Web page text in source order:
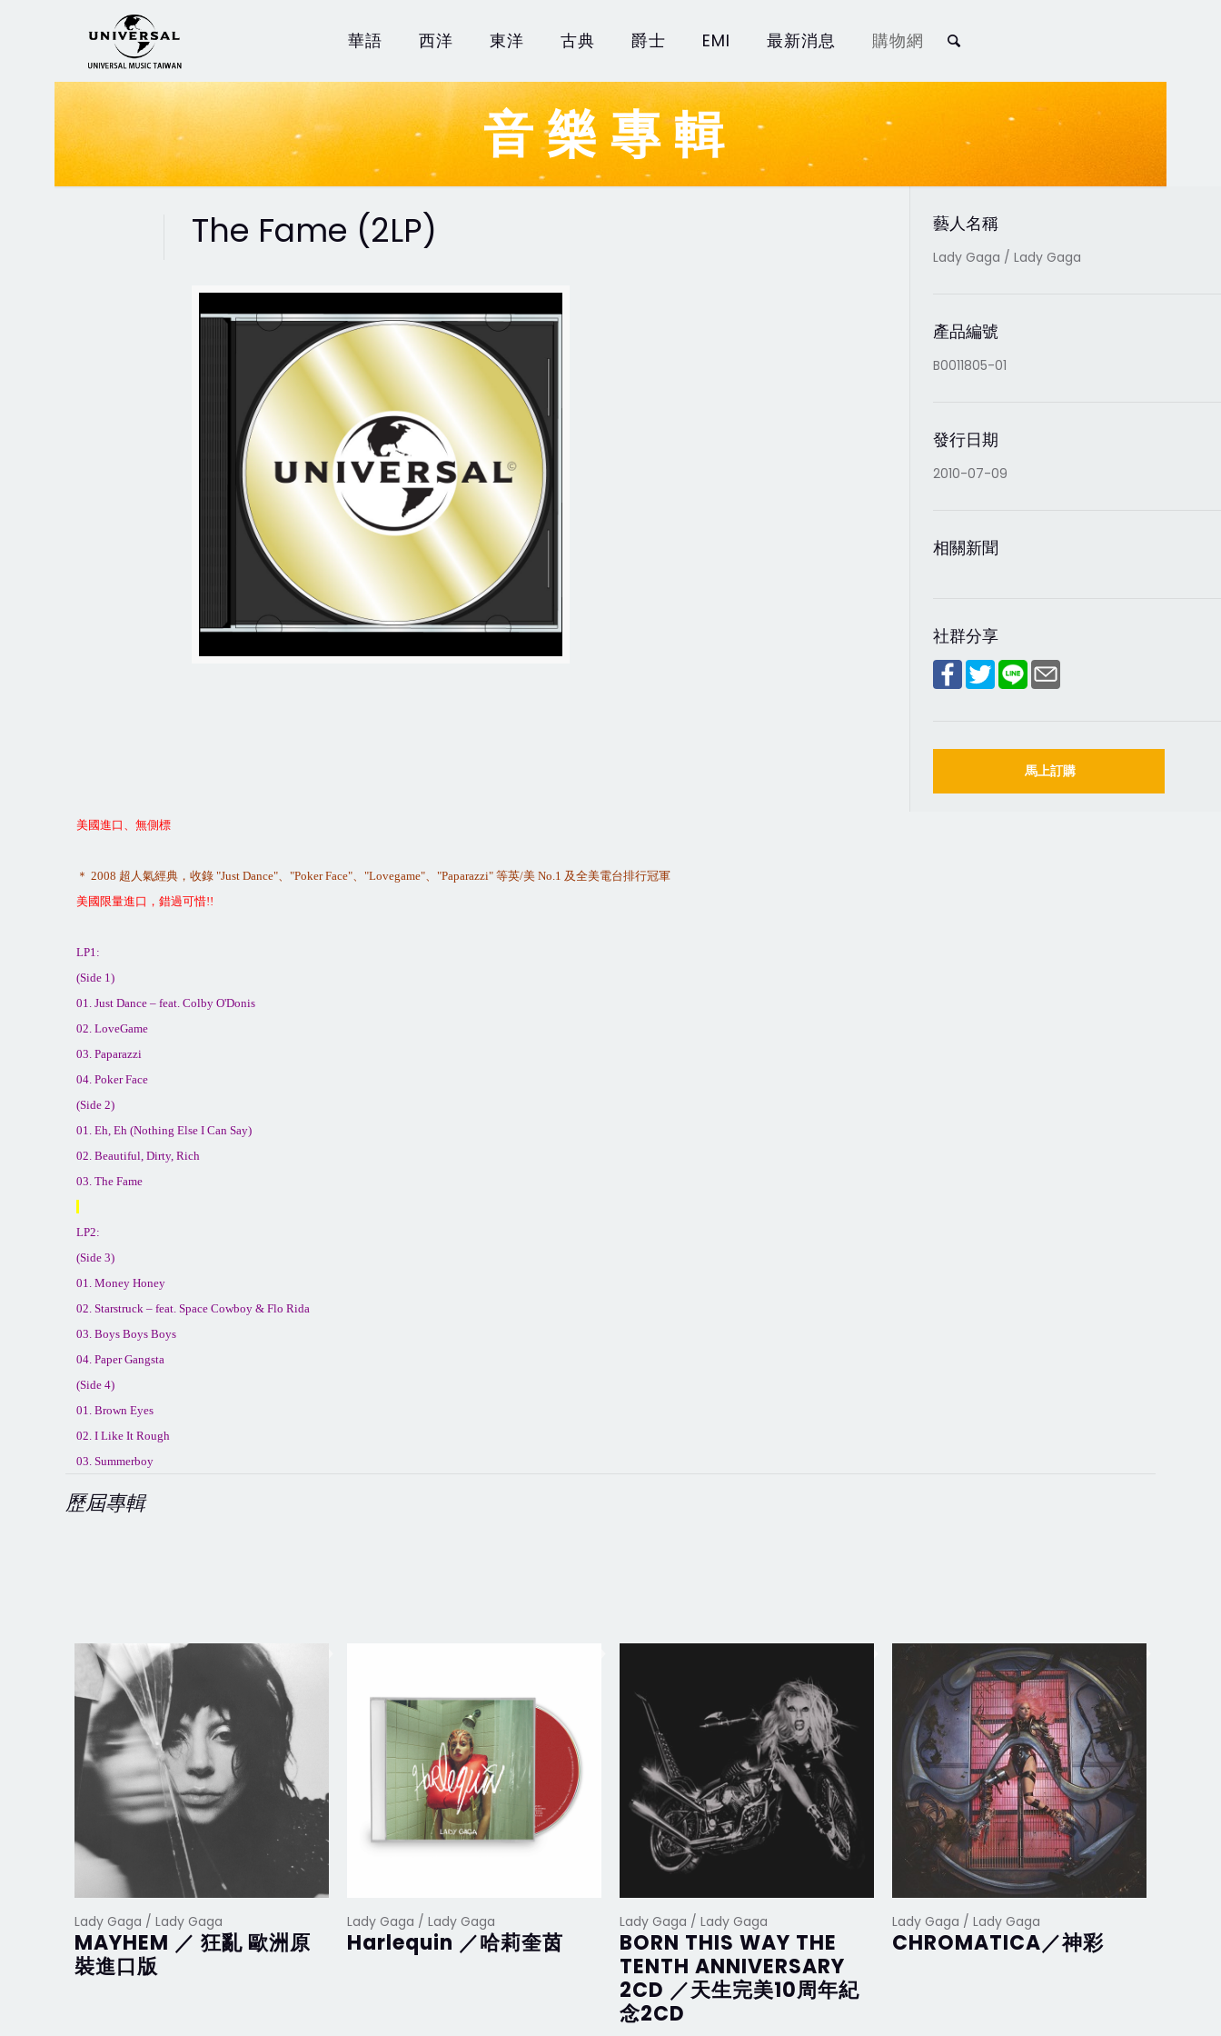
華語 西洋 東洋 古典 爵士 EMI 最新消息 購物網
音樂專輯
The Fame (2LP) 藝人名稱
Lady Gaga / Lady Gaga
產品編號
B0011805-01
發行日期
2010-07-09
相關新聞
社群分享
馬上訂購
美國進口、無側標
＊ 2008 超人氣經典，收錄 "Just Dance"、 "Poker Face"、 "Lovegame"、 "Paparazzi" 等英/美 No.1 及全美電台排行冠軍
美國限量進口，錯過可惜!!
LP1:
(Side 1)
01. Just Dance – feat. Colby O'Donis
02. LoveGame
03. Paparazzi
04. Poker Face
(Side 2)
01. Eh, Eh (Nothing Else I Can Say)
02. Beautiful, Dirty, Rich
03. The Fame
LP2:
(Side 3)
01. Money Honey
02. Starstruck – feat. Space Cowboy & Flo Rida
03. Boys Boys Boys
04. Paper Gangsta
(Side 4)
01. Brown Eyes
02. I Like It Rough
03. Summerboy
歷屆專輯
Lady Gaga / Lady Gaga
MAYHEM ／ 狂亂 歐洲原
裝進口版
Lady Gaga / Lady Gaga
Harlequin ／哈莉奎茵
Lady Gaga / Lady Gaga
BORN THIS WAY THE
TENTH ANNIVERSARY
2CD ／天生完美10周年紀
念2CD
Lady Gaga / Lady Gaga
CHROMATICA／神彩